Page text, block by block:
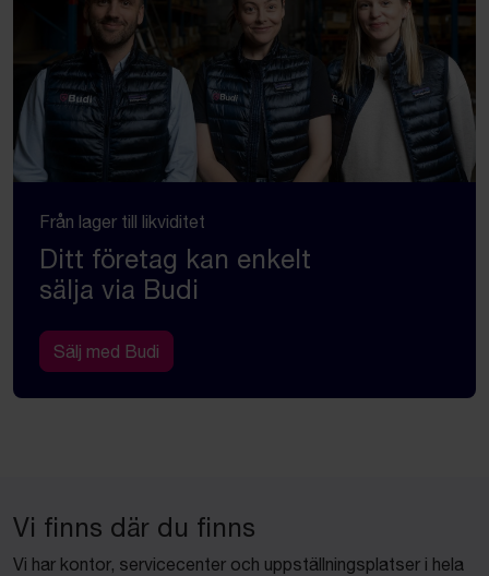
Från lager till likviditet
Ditt företag kan enkelt
sälja via Budi
Sälj med Budi
Vi finns där du finns
Vi har kontor, servicecenter och uppställningsplatser i hela